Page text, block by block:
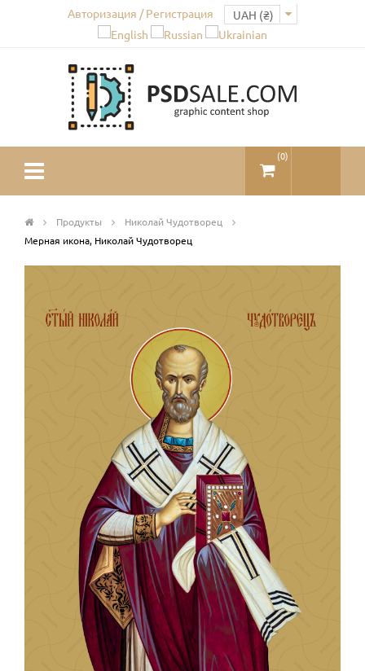
Авторизация / Регистрация
(0)
Продукты
Николай Чудотворец
Мерная икона, Николай Чудотворец